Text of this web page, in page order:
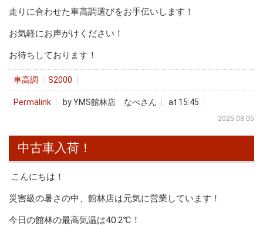
走りに合わせた車高調選びをお手伝いします！
お気軽にお声がけください！
お待ちしております！
車高調 S2000
Permalink by YMS館林店 なべさん at 15:45
2025.08.05
中古車入荷！
こんにちは！
災害級の暑さの中、館林店は元気に営業しています！
今日の館林の最高気温は40.2℃！